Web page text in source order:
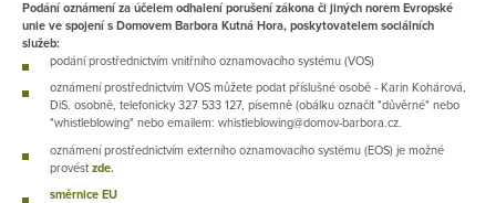
Podání oznámení za účelem odhalení porušení zákona či jiných norem Evropské
unie ve spojení s Domovem Barbora Kutná Hora, poskytovatelem sociálních
služeb:
podání prostřednictvím vnitřního oznamovacího systému (VOS)
oznámení prostřednictvím VOS můžete podat příslušné osobě - Karin Kohárová,
DiS. osobně, telefonicky 327 533 127, písemně (obálku označit "důvěrné" nebo
"whistleblowing" nebo emailem: whistleblowing@domov-barbora.cz.
oznámení prostřednictvím externího oznamovacího systému (EOS) je možné
provést zde.
směrnice EU